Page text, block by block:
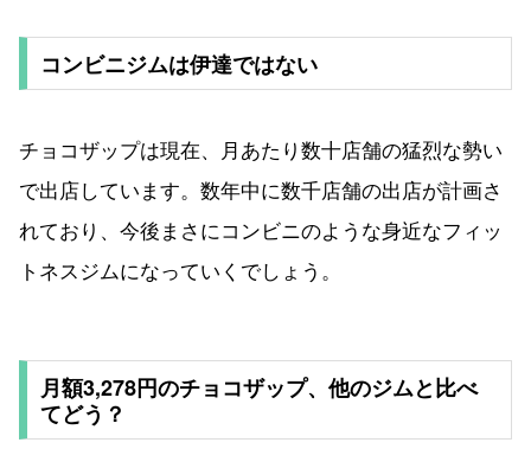
コンビニジムは伊達ではない
チョコザップは現在、月あたり数十店舗の猛烈な勢い
で出店しています。数年中に数千店舗の出店が計画さ
れており、今後まさにコンビニのような身近なフィッ
トネスジムになっていくでしょう。
月額3,278円のチョコザップ、他のジムと比べ
てどう？